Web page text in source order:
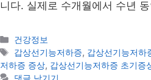
니다. 실제로 수개월에서 수년
카
테
고
리
건강정보
태
그
갑상선기능저하증, 갑상선기능저하
저하증 증상, 갑상선기능저하증 초기증
댓글 남기기